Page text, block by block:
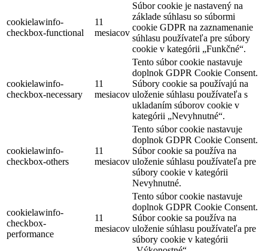
cookielawinfo-
checkbox-functional
11
mesiacov
Súbor cookie je nastavený na
základe súhlasu so súbormi
cookie GDPR na zaznamenanie
súhlasu používateľa pre súbory
cookie v kategórii „Funkčné“.
cookielawinfo-
checkbox-necessary
11
mesiacov
Tento súbor cookie nastavuje
doplnok GDPR Cookie Consent.
Súbory cookie sa používajú na
uloženie súhlasu používateľa s
ukladaním súborov cookie v
kategórii „Nevyhnutné“.
cookielawinfo-
checkbox-others
11
mesiacov
Tento súbor cookie nastavuje
doplnok GDPR Cookie Consent.
Súbor cookie sa používa na
uloženie súhlasu používateľa pre
súbory cookie v kategórii
Nevyhnutné.
cookielawinfo-
checkbox-
performance
11
mesiacov
Tento súbor cookie nastavuje
doplnok GDPR Cookie Consent.
Súbor cookie sa používa na
uloženie súhlasu používateľa pre
súbory cookie v kategórii